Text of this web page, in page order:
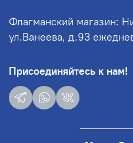
Флагманский магазин:
ул.Ванеева, д.93
Присоединяйтесь к нам!